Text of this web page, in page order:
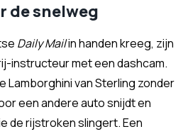
de snelweg
Daily Mailin handen kreeg, zijn
instructeur met een dashcam.
Lamborghini van Sterling zonder
een andere auto snijdt en
de rijstroken slingert. Een